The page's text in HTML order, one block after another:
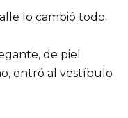
lo cambió todo.
de piel
entró al vestíbulo